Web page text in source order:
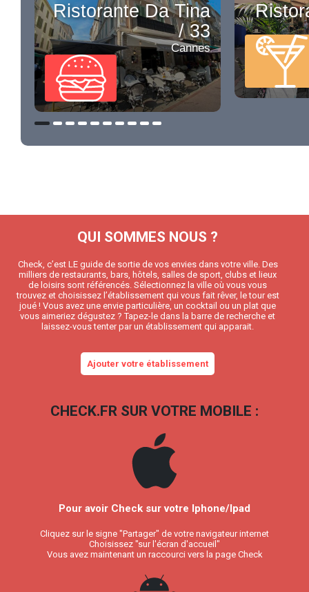
Ristorante Da Tina
/ 33
Cannes
QUI SOMMES NOUS ?
Check, c’est LE guide de sortie de vos envies dans votre ville. Des
milliers de restaurants, bars, hôtels, salles de sport, clubs et lieux
de loisirs sont référencés. Sélectionnez la ville où vous vous
trouvez et choisissez l’établissement qui vous fait rêver, le tour est
joué ! Vous avez une envie particulière, un cocktail ou un plat que
vous aimeriez dégustez ? Tapez-le dans la barre de recherche et
laissez-vous tenter par un établissement qui apparait.
Ajouter votre établissement
CHECK.FR SUR VOTRE MOBILE :
Pour avoir Check sur votre Iphone/Ipad
Cliquez sur le signe "Partager" de votre navigateur internet
Choisissez "sur l'écran d'accueil"
Vous avez maintenant un raccourci vers la page Check